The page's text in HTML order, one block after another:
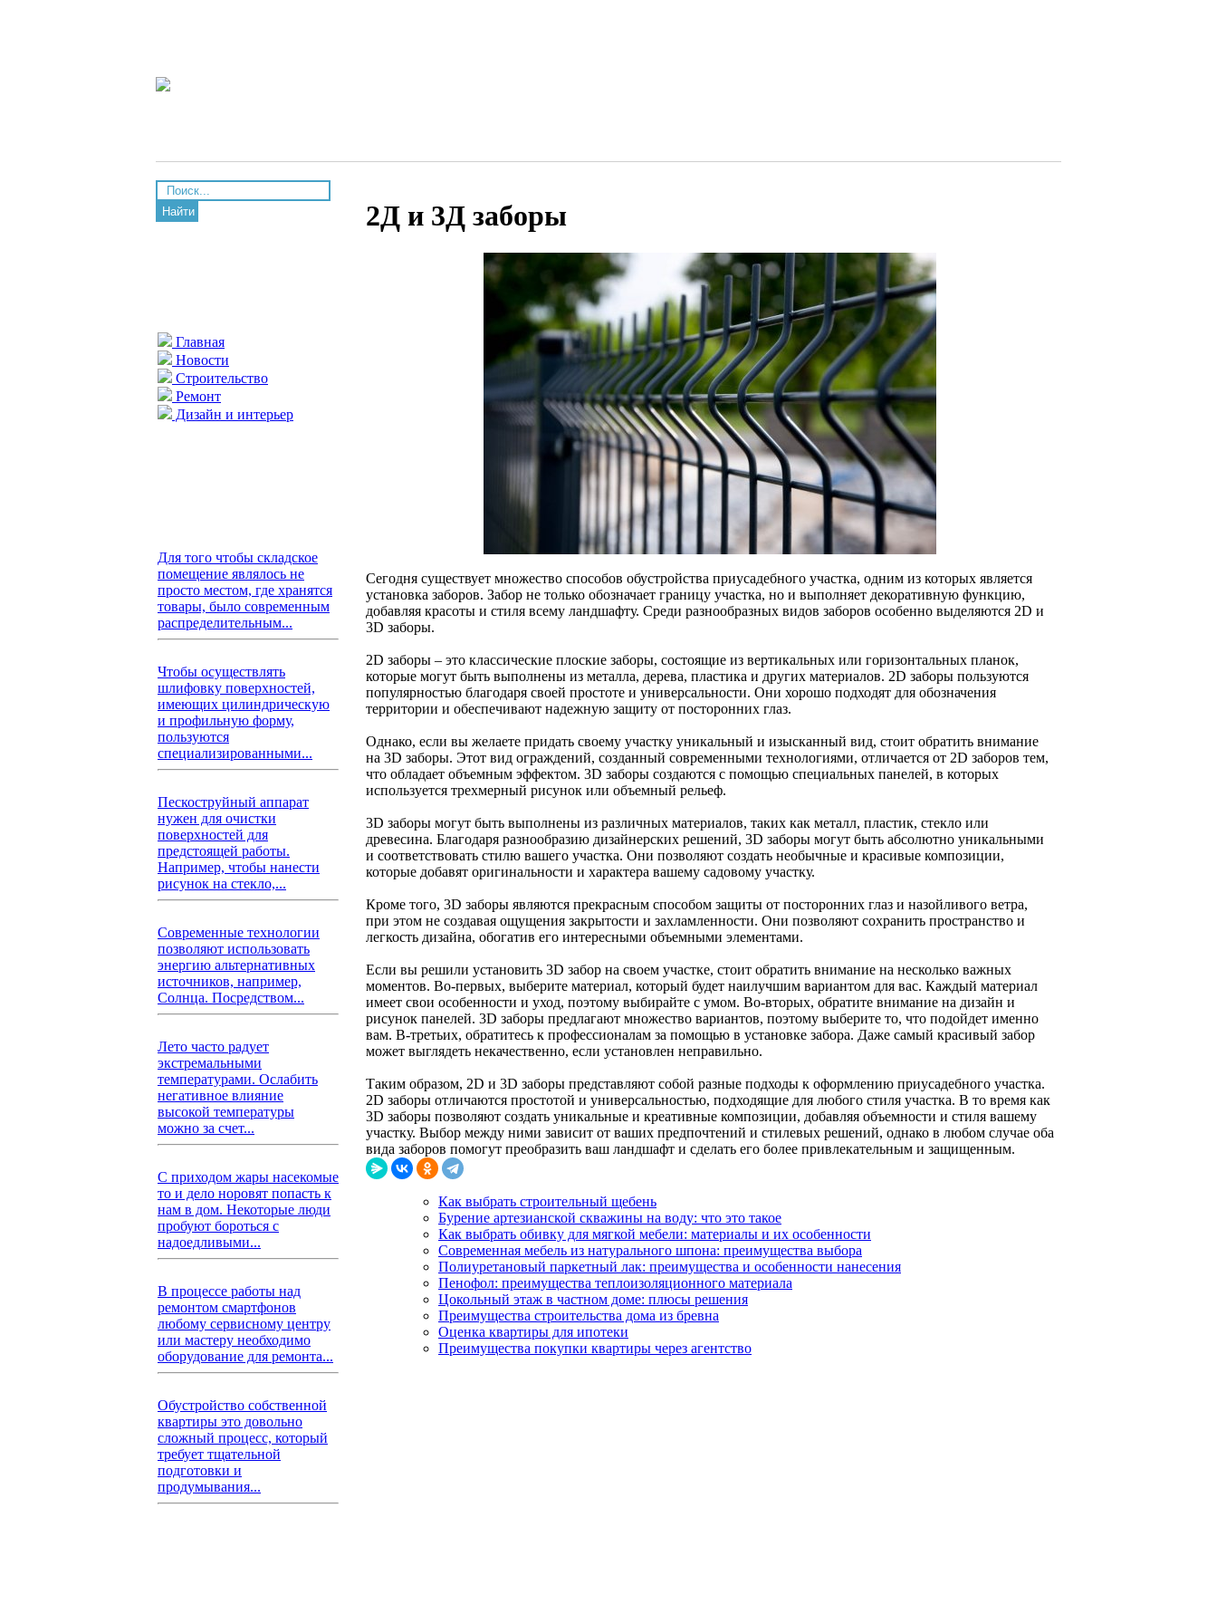
Найти
Главная
Новости
Строительство
Ремонт
Дизайн и интерьер
Для того чтобы складское
помещение являлось не
просто местом, где хранятся
товары, было современным
распределительным...
Чтобы осуществлять
шлифовку поверхностей,
имеющих цилиндрическую
и профильную форму,
пользуются
специализированными...
Пескоструйный аппарат
нужен для очистки
поверхностей для
предстоящей работы.
Например, чтобы нанести
рисунок на стекло,...
Современные технологии
позволяют использовать
энергию альтернативных
источников, например,
Солнца. Посредством...
Лето часто радует
экстремальными
температурами. Ослабить
негативное влияние
высокой температуры
можно за счет...
С приходом жары насекомые
то и дело норовят попасть к
нам в дом. Некоторые люди
пробуют бороться с
надоедливыми...
В процессе работы над
ремонтом смартфонов
любому сервисному центру
или мастеру необходимо
оборудование для ремонта...
Обустройство собственной
квартиры это довольно
сложный процесс, который
требует тщательной
подготовки и
продумывания...
2Д и 3Д заборы
Сегодня существует множество способов обустройства приусадебного участка, одним из которых является
установка заборов. Забор не только обозначает границу участка, но и выполняет декоративную функцию,
добавляя красоты и стиля всему ландшафту. Среди разнообразных видов заборов особенно выделяются 2D и
3D заборы.
2D заборы – это классические плоские заборы, состоящие из вертикальных или горизонтальных планок,
которые могут быть выполнены из металла, дерева, пластика и других материалов. 2D заборы пользуются
популярностью благодаря своей простоте и универсальности. Они хорошо подходят для обозначения
территории и обеспечивают надежную защиту от посторонних глаз.
Однако, если вы желаете придать своему участку уникальный и изысканный вид, стоит обратить внимание
на 3D заборы. Этот вид ограждений, созданный современными технологиями, отличается от 2D заборов тем,
что обладает объемным эффектом. 3D заборы создаются с помощью специальных панелей, в которых
используется трехмерный рисунок или объемный рельеф.
3D заборы могут быть выполнены из различных материалов, таких как металл, пластик, стекло или
древесина. Благодаря разнообразию дизайнерских решений, 3D заборы могут быть абсолютно уникальными
и соответствовать стилю вашего участка. Они позволяют создать необычные и красивые композиции,
которые добавят оригинальности и характера вашему садовому участку.
Кроме того, 3D заборы являются прекрасным способом защиты от посторонних глаз и назойливого ветра,
при этом не создавая ощущения закрытости и захламленности. Они позволяют сохранить пространство и
легкость дизайна, обогатив его интересными объемными элементами.
Если вы решили установить 3D забор на своем участке, стоит обратить внимание на несколько важных
моментов. Во-первых, выберите материал, который будет наилучшим вариантом для вас. Каждый материал
имеет свои особенности и уход, поэтому выбирайте с умом. Во-вторых, обратите внимание на дизайн и
рисунок панелей. 3D заборы предлагают множество вариантов, поэтому выберите то, что подойдет именно
вам. В-третьих, обратитесь к профессионалам за помощью в установке забора. Даже самый красивый забор
может выглядеть некачественно, если установлен неправильно.
Таким образом, 2D и 3D заборы представляют собой разные подходы к оформлению приусадебного участка.
2D заборы отличаются простотой и универсальностью, подходящие для любого стиля участка. В то время как
3D заборы позволяют создать уникальные и креативные композиции, добавляя объемности и стиля вашему
участку. Выбор между ними зависит от ваших предпочтений и стилевых решений, однако в любом случае оба
вида заборов помогут преобразить ваш ландшафт и сделать его более привлекательным и защищенным.
Как выбрать строительный щебень
Бурение артезианской скважины на воду: что это такое
Как выбрать обивку для мягкой мебели: материалы и их особенности
Современная мебель из натурального шпона: преимущества выбора
Полиуретановый паркетный лак: преимущества и особенности нанесения
Пенофол: преимущества теплоизоляционного материала
Цокольный этаж в частном доме: плюсы решения
Преимущества строительства дома из бревна
Оценка квартиры для ипотеки
Преимущества покупки квартиры через агентство